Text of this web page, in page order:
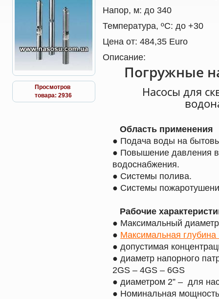
Просмотров
товара: 2936
Напор, м: до 340
Температура, ºС: до +30
Цена от: 484,35 Euro
Описание:
Погружные
Насосы для
Область применения
● Подача воды на
● Повышение давления в
водоснабжения.
● Системы полива.
● Системы
Рабочие
● Максимальный
● Максимальная
● допустимая
● диаметр напорного
2GS – 4GS – 6GS
● диаметром 2” – для
● Номинальная мощность